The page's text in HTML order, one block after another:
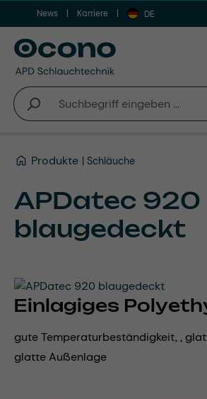
Zum Hauptinhalt springen
News Karriere DE
Produkte Schläuche
APDatec 920
blaugedeckt
Einlagiges
gute Temperaturbeständigkeit, ,
glatte Außenlage